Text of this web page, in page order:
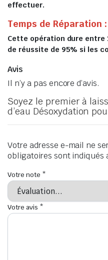
effectuer.
Temps de Réparation :
Cette opération dure entre
de réussite de 95% si les
Avis
Il n’y a pas encore d’avis.
Soyez le premier à
d’eau Désoxydation
Votre adresse e-mail ne
obligatoires sont indiqués
Votre note *
Votre avis *